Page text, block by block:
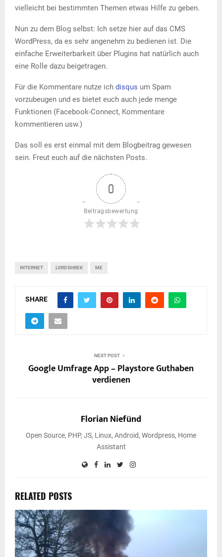
vielleicht bei bestimmten Themen etwas Hilfe zu geben.
Nun zu dem Blog selbst: Ich setze hier auf das CMS
WordPress, da es sehr angenehm zu bedienen ist. Die
einfache Erweiterbarkeit über Plugins hat natürlich auch
eine Rolle dazu beigetragen.
Für die Kommentare nutze ich disqus um Spam
vorzubeugen und es bietet euch auch jede menge
Funktionen (Facebook-Connect, Kommentare
kommentieren usw.)
Das soll es erst einmal mit dem Blogbeitrag gewesen
sein. Freut euch auf die nächsten Posts.
0
Beitragsbewertung
INTERNET L0RDSHREK ME
SHARE
NEXT POST
Google Umfrage App – Playstore Guthaben
verdienen
Florian Niefünd
Open Source, PHP, JS, Linux, Android, Wordpress, Home
Assistant
RELATED POSTS